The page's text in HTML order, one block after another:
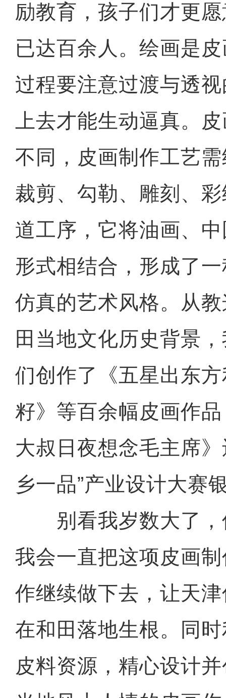
励教育，孩子们才更
已达百余人。绘画是
过程要注意过渡与透
上去才能生动逼真。
不同，皮画制作工艺
裁剪、勾勒、雕刻、
道工序，它将油画、
形式相结合，形成了
仿真的艺术风格。从
田当地文化历史背景
们创作了《五星出东
籽》等百余幅皮画作
大叔日夜想念毛主席
乡一品”产业设计大赛
别看我岁数大了，
我会一直把这项皮画
作继续做下去，让天
在和田落地生根。同
皮料资源，精心设计